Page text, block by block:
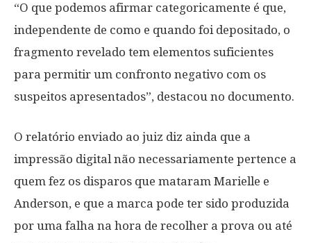
“O que podemos afirmar categoricamente é que,
independente de como e quando foi depositado, o
fragmento revelado tem elementos suficientes
para permitir um confronto negativo com os
suspeitos apresentados”, destacou no documento.
O relatório enviado ao juiz diz ainda que a
impressão digital não necessariamente pertence a
quem fez os disparos que mataram Marielle e
Anderson, e que a marca pode ter sido produzida
por uma falha na hora de recolher a prova ou até